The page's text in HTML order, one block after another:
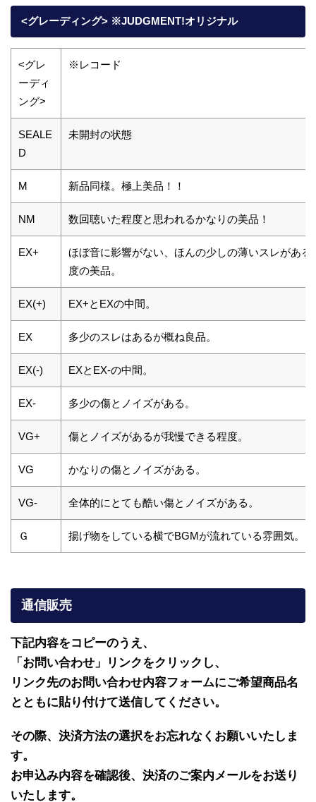
<グレーディング> ※JUDGMENT!オリジナル
<グレ
ーディ
ング>
※レコード
SEALE
D
未開封の状態
M 新品同様。極上美品！！
NM 数回聴いた程度と思われるかなりの美品！
EX+
ほぼ音に影響がない、ほんの少しの薄いスレがある
度の美品。
EX(+) EX+とEXの中間。
EX 多少のスレはあるが概ね良品。
EX(-) EXとEX-の中間。
EX- 多少の傷とノイズがある。
VG+ 傷とノイズがあるが我慢できる程度。
VG かなりの傷とノイズがある。
VG- 全体的にとても酷い傷とノイズがある。
Ｇ 揚げ物をしている横でBGMが流れている雰囲気。
通信販売
下記内容をコピーのうえ、
「お問い合わせ」リンクをクリックし、
リンク先のお問い合わせ内容フォームにご希望商品名
とともに貼り付けて送信してください。
その際、決済方法の選択をお忘れなくお願いいたしま
す。
お申込み内容を確認後、決済のご案内メールをお送り
いたします。